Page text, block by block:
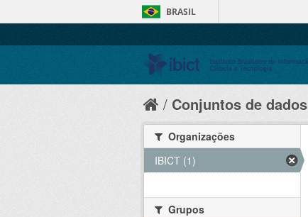
BRASIL
Conjuntos de dados
Organizações
IBICT (1)
Grupos